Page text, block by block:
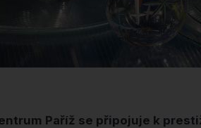
Paříž se připojuje k